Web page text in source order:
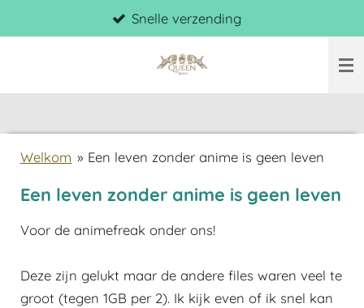
direct
Snelle verzending
Welkom » Een leven zonder anime is geen leven
Een leven zonder anime is geen leven
Voor de animefreak onder ons!
Deze zijn gelukt maar de andere files waren veel te
groot (tegen 1GB per 2). Ik kijk even of ik snel kan